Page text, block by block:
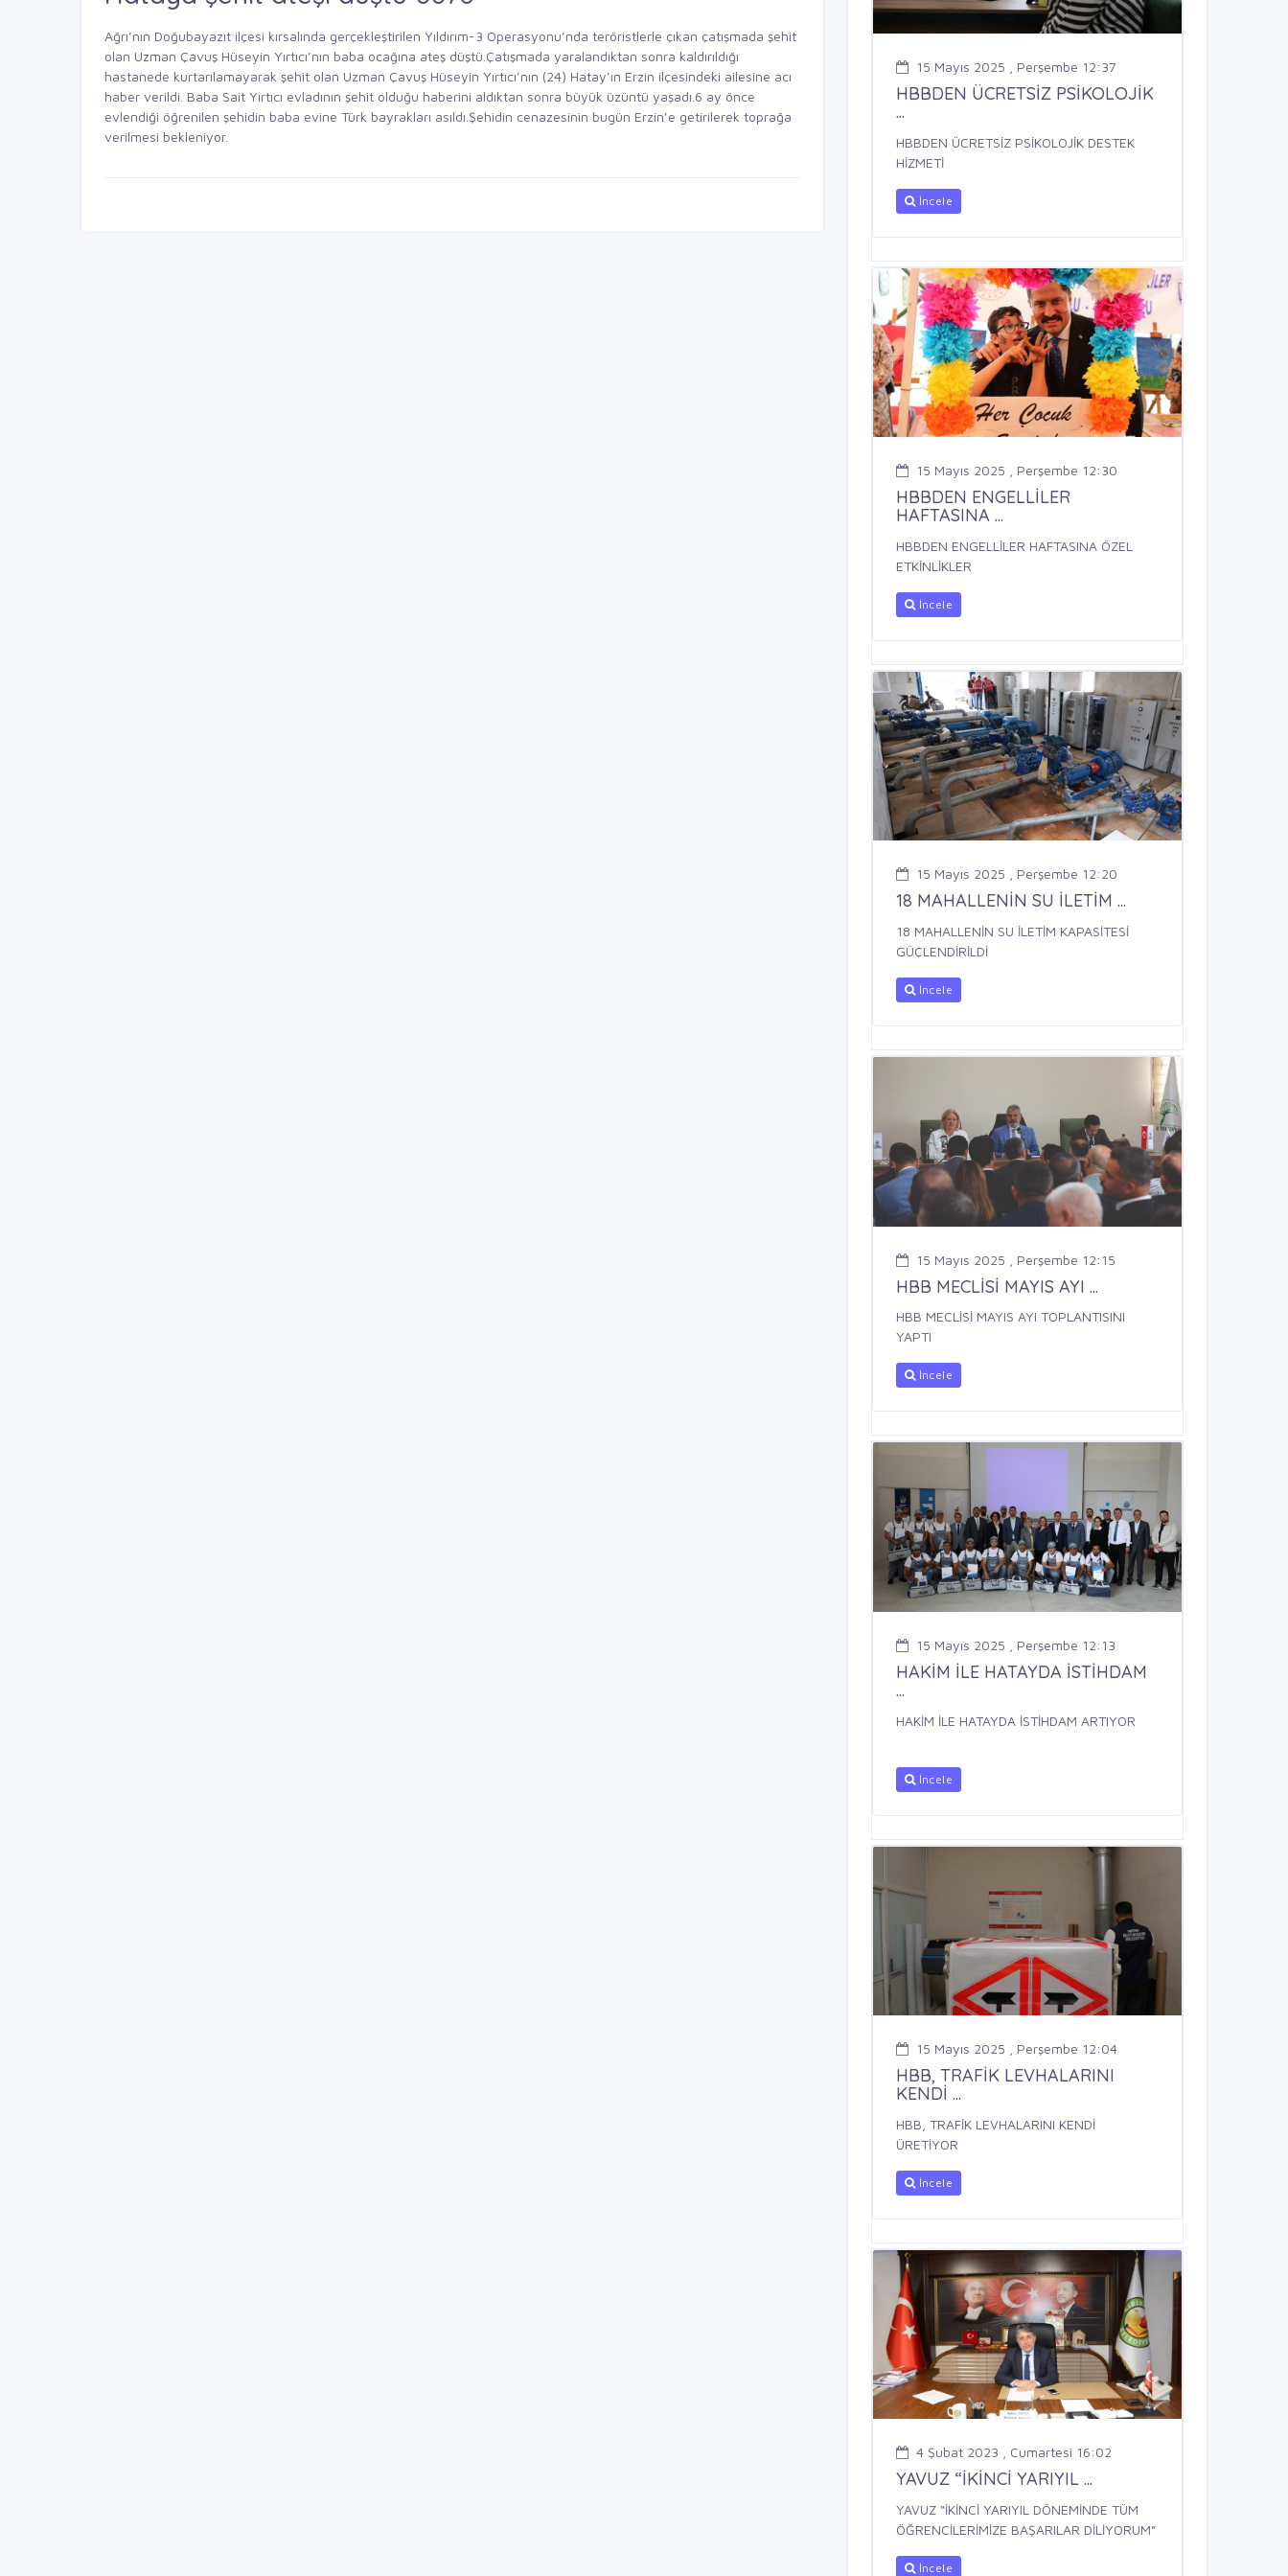
Ağrı’nın Doğubayazıt ilçesi kırsalında gerçekleştirilen Yıldırım-3 Operasyonu’nda teröristlerle çıkan çatışmada şehit
olan Uzman Çavuş Hüseyin Yırtıcı’nın baba ocağına ateş düştü.Çatışmada yaralandıktan sonra kaldırıldığı
hastanede kurtarılamayarak şehit olan Uzman Çavuş Hüseyin Yırtıcı’nın (24) Hatay’ın Erzin ilçesindeki ailesine acı
haber verildi. Baba Sait Yırtıcı evladının şehit olduğu haberini aldıktan sonra büyük üzüntü yaşadı.6 ay önce
evlendiği öğrenilen şehidin baba evine Türk bayrakları asıldı.Şehidin cenazesinin bugün Erzin’e getirilerek toprağa
verilmesi bekleniyor.
15 Mayıs 2025 , Perşembe 12:37
HBBDEN ÜCRETSİZ PSİKOLOJİK
...
HBBDEN ÜCRETSİZ PSİKOLOJİK DESTEK
HİZMETİ
İncele
15 Mayıs 2025 , Perşembe 12:30
HBBDEN ENGELLİLER
HAFTASINA ...
HBBDEN ENGELLİLER HAFTASINA ÖZEL
ETKİNLİKLER
İncele
15 Mayıs 2025 , Perşembe 12:20
18 MAHALLENİN SU İLETİM ...
18 MAHALLENİN SU İLETİM KAPASİTESİ
GÜÇLENDİRİLDİ
İncele
15 Mayıs 2025 , Perşembe 12:15
HBB MECLİSİ MAYIS AYI ...
HBB MECLİSİ MAYIS AYI TOPLANTISINI
YAPTI
İncele
15 Mayıs 2025 , Perşembe 12:13
HAKİM İLE HATAYDA İSTİHDAM
...
HAKİM İLE HATAYDA İSTİHDAM ARTIYOR
İncele
15 Mayıs 2025 , Perşembe 12:04
HBB, TRAFİK LEVHALARINI
KENDİ ...
HBB, TRAFİK LEVHALARINI KENDİ
ÜRETİYOR
İncele
4 Şubat 2023 , Cumartesi 16:02
YAVUZ “İKİNCİ YARIYIL ...
YAVUZ “İKİNCİ YARIYIL DÖNEMİNDE TÜM
ÖĞRENCİLERİMİZE BAŞARILAR DİLİYORUM”
İncele